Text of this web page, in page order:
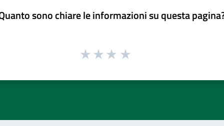
sono chiare le informazioni su questa